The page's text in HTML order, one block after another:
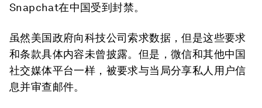
Snapchat在中国受到封禁。
虽然美国政府向科技公司索求数据，但是这些要求
和条款具体内容未曾披露。但是，微信和其他中国
社交媒体平台一样，被要求与当局分享私人用户信
息并审查邮件。